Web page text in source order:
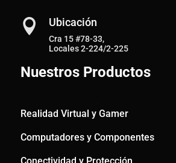
 Ubicación
Cra 15 #78-33,
Locales 2-224/2-225
Nuestros Productos
Realidad Virtual y Gamer
Computadores y Componentes